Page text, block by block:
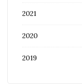
2021
2020
2019